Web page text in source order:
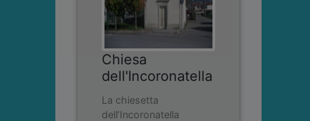
Chiesa
dell'Incoronatella
La chiesetta
dell’Incoronatella